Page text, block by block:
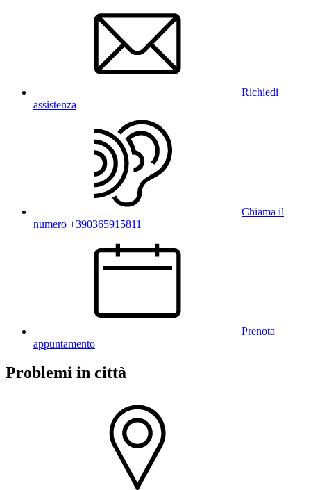
Richiedi
assistenza
Chiama il
numero +390365915811
Prenota
appuntamento
Problemi in città